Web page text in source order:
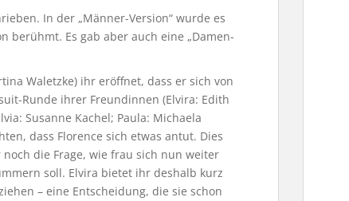
In der „Männer-Version“ wurde es
berühmt. Es gab aber auch eine „Damen-
Waletzke) ihr eröffnet, dass er sich von
Runde ihrer Freundinnen (Elvira: Edith
Susanne Kachel; Paula: Michaela
dass Florence sich etwas antut. Dies
die Frage, wie frau sich nun weiter
soll. Elvira bietet ihr deshalb kurz
– eine Entscheidung, die sie schon